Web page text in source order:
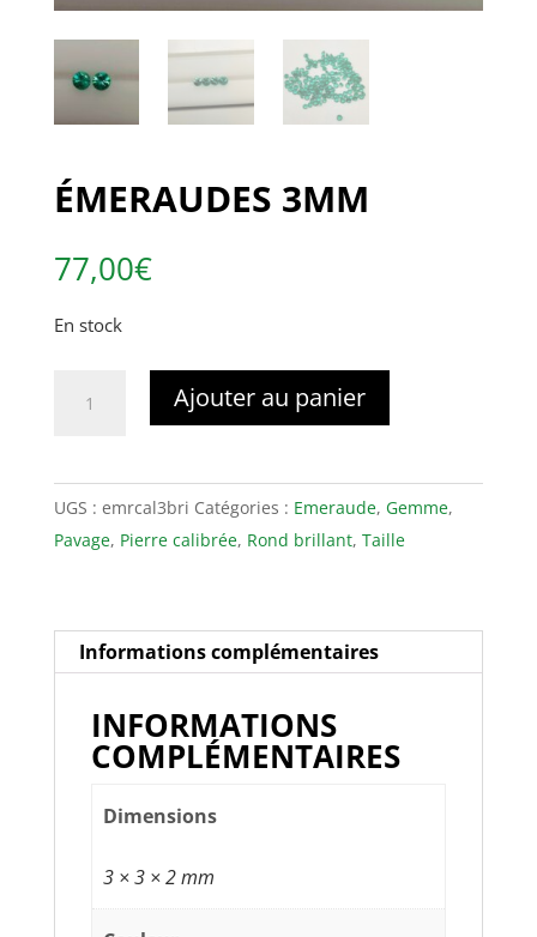
ÉMERAUDES 3MM
77,00€
En stock
3mm
Ajouter au panier
UGS : emrcal3bri Catégories : Emeraude, Gemme,
Pavage, Pierre calibrée, Rond brillant, Taille
Informations complémentaires
INFORMATIONS
COMPLÉMENTAIRES
Dimensions
3 × 3 × 2 mm